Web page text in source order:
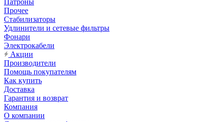
Патроны
Прочее
Стабилизаторы
Удлинители и сетевые фильтры
Фонари
Электрокабели
Акции
Производители
Помощь покупателям
Как купить
Доставка
Гарантия и возврат
Компания
О компании